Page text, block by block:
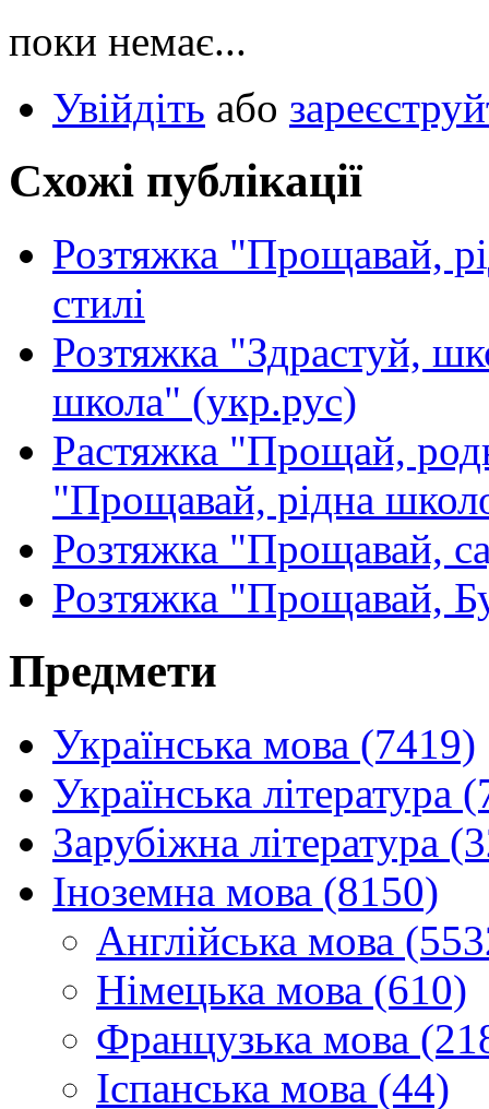
поки немає...
Увійдіть або
Схожі публікації
Розтяжка "Прощавай,
стилі
Розтяжка "Здрастуй,
школа" (укр.рус)
Растяжка "Прощай,
"Прощавай, рідна
Розтяжка "Прощавай,
Розтяжка "Прощавай,
Предмети
Українська мова (7419)
Українська література
Зарубіжна література
Іноземна мова (8150)
Англійська мова
Німецька мова (610)
Французька мова
Іспанська мова (44)